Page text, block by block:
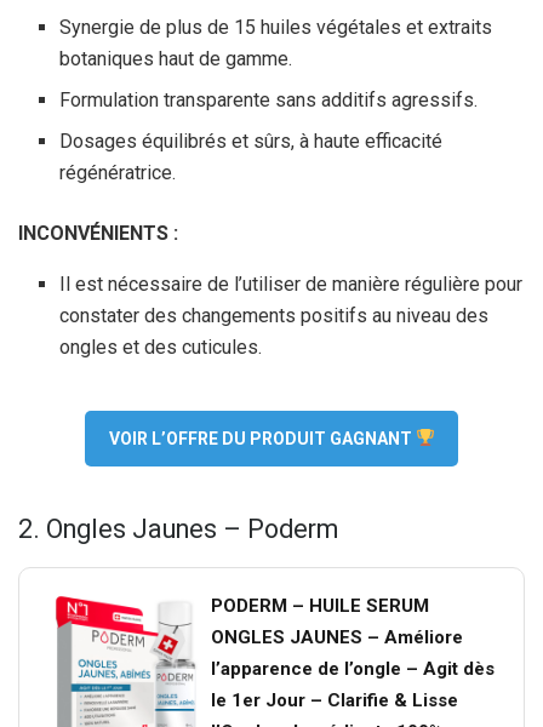
Synergie de plus de 15 huiles végétales et extraits
botaniques haut de gamme.
Formulation transparente sans additifs agressifs.
Dosages équilibrés et sûrs, à haute efficacité
régénératrice.
INCONVÉNIENTS :
Il est nécessaire de l’utiliser de manière régulière pour
constater des changements positifs au niveau des
ongles et des cuticules.
VOIR L’OFFRE DU PRODUIT GAGNANT
2. Ongles Jaunes – Poderm
PODERM – HUILE SERUM
ONGLES JAUNES – Améliore
l’apparence de l’ongle – Agit dès
le 1er Jour – Clarifie & Lisse